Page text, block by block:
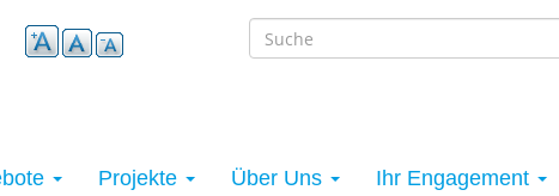
Projekte Über Uns Ihr Engagement